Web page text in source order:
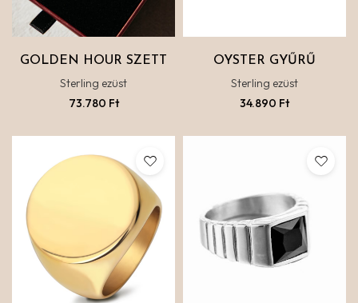
GOLDEN HOUR SZETT
Sterling ezüst
73.780 Ft
OYSTER GYŰRŰ
Sterling ezüst
34.890 Ft